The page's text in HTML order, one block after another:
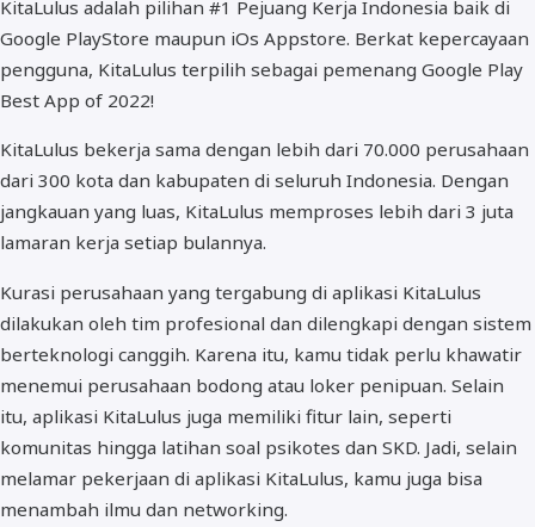
KitaLulus adalah pilihan #1 Pejuang Kerja Indonesia baik di
Google PlayStore maupun iOs Appstore. Berkat kepercayaan
pengguna, KitaLulus terpilih sebagai pemenang Google Play
Best App of 2022!
KitaLulus bekerja sama dengan lebih dari 70.000 perusahaan
dari 300 kota dan kabupaten di seluruh Indonesia. Dengan
jangkauan yang luas, KitaLulus memproses lebih dari 3 juta
lamaran kerja setiap bulannya.
Kurasi perusahaan yang tergabung di aplikasi KitaLulus
dilakukan oleh tim profesional dan dilengkapi dengan sistem
berteknologi canggih. Karena itu, kamu tidak perlu khawatir
menemui perusahaan bodong atau loker penipuan. Selain
itu, aplikasi KitaLulus juga memiliki fitur lain, seperti
komunitas hingga latihan soal psikotes dan SKD. Jadi, selain
melamar pekerjaan di aplikasi KitaLulus, kamu juga bisa
menambah ilmu dan networking.